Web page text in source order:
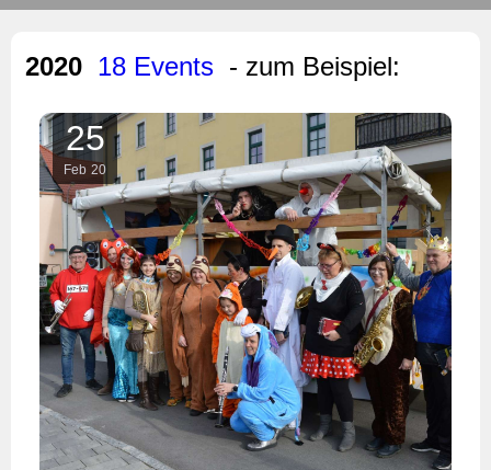
2020 18 Events - zum Beispiel:
25
Feb 20